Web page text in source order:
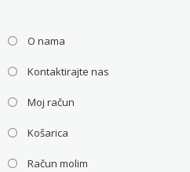
O nama
Kontaktirajte nas
Moj račun
Košarica
Račun molim